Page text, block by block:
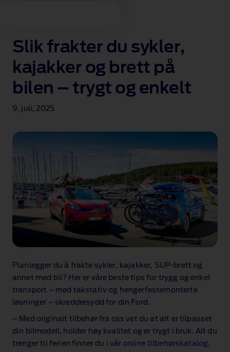
Slik frakter du sykler,
kajakker og brett på
bilen – trygt og enkelt
9. juli, 2025
Planlegger du å frakte sykler, kajakker, SUP‑brett og
annet med bil? Her er våre beste tips for trygg og enkel
transport – med takstativ og hengerfestemonterte
løsninger – skreddersydd for din Ford.
– Med originalt tilbehør fra oss vet du at alt er tilpasset
din bilmodell, holder høy kvalitet og er trygt i bruk. Alt du
trenger til ferien finner du i vår online tilbehørskatalog,